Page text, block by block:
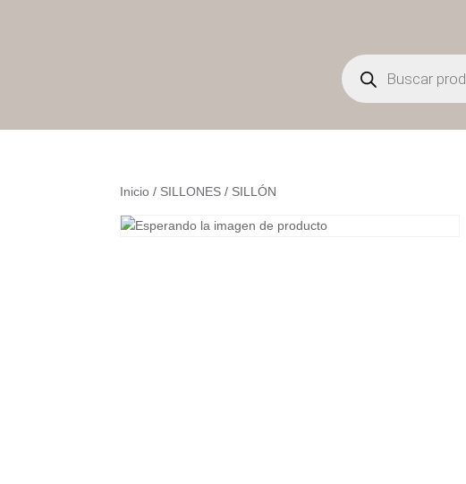
Búsqueda
de
productos
Inicio / SILLONES / SILLÓN